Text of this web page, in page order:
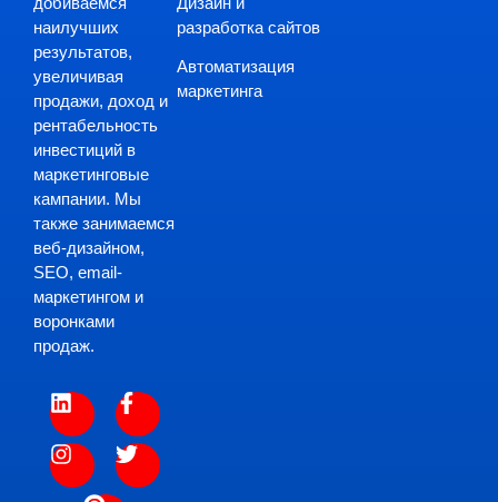
наилучших
результатов,
увеличивая
продажи, доход и
рентабельность
инвестиций в
маркетинговые
кампании. Мы
также занимаемся
веб-дизайном,
SEO, email-
маркетингом и
воронками
продаж.
разработка сайтов
Автоматизация
маркетинга